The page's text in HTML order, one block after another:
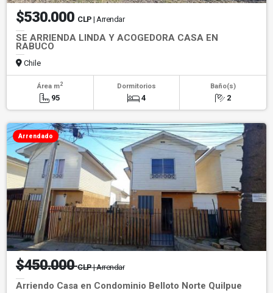
$530.000 CLP | Arrendar
SE ARRIENDA LINDA Y ACOGEDORA CASA EN
RABUCO
Chile
Área m2
95
Dormitorios
4
Baño(s)
2
Arrendado
$450.000CLP| Arrendar
Arriendo Casa en Condominio Belloto Norte Quilpue